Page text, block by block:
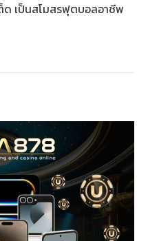
เป็นสโมสรฟุตบอลอาชีพ